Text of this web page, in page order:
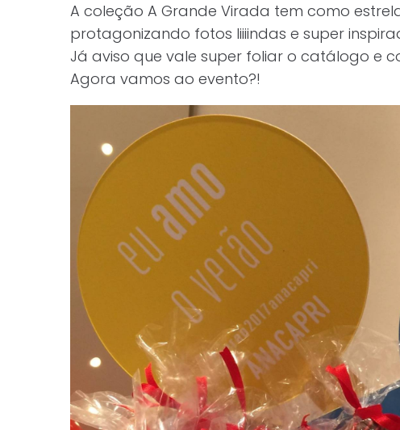
A coleção A Grande Virada tem como
protagonizando fotos liiiindas e super
Já aviso que vale super foliar o catálogo e
Agora vamos ao evento?!